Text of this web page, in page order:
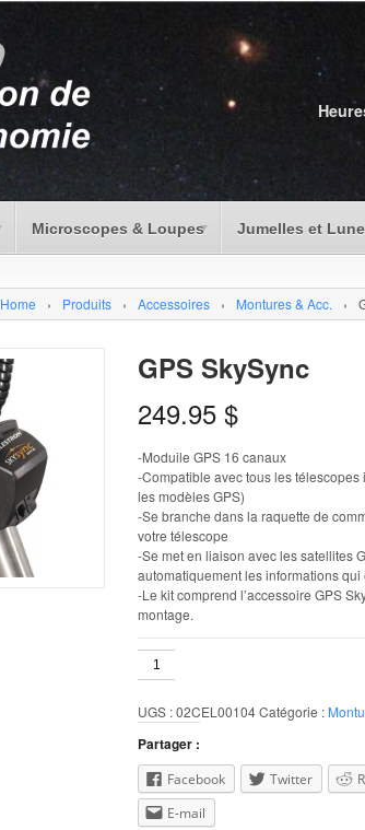
Microscopes & Loupes Jumelles et
Home › Produits › Accessoires › Montures & Acc. ›
GPS SkySync
249.95 $
-Moduile GPS 16 canaux
-Compatible avec tous les
les modèles GPS)
-Se branche dans la raquette de
votre télescope
-Se met en liaison avec les satellites
automatiquement les informations
-Le kit comprend l’accessoire GPS
montage.
quantité
de
SkySync
UGS :02CEL00104Catégorie :
Partager :
Facebook Twitter
E-mail